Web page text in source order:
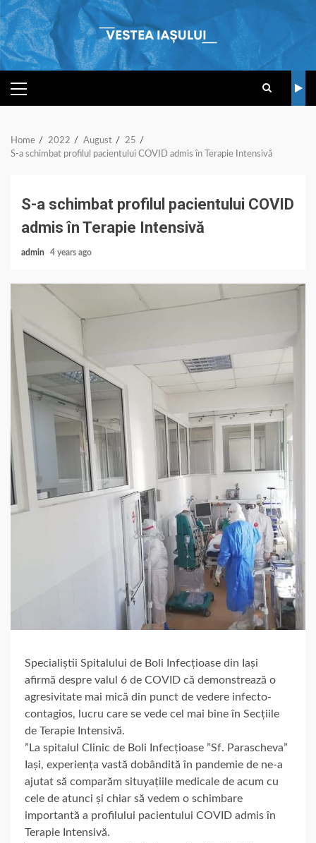
Skip
to
content
PRIMARY
MENU
Home 2022 August
25
S-a schimbat profilul pacientului COVID admis în Terapie Intensivă
S-a schimbat profilul pacientului COVID
admis în Terapie Intensivă
admin 4 years ago
Specialiștii Spitalului de Boli Infecțioase din Iași
afirmă despre valul 6 de COVID că demonstrează o
agresivitate mai mică din punct de vedere infecto-
contagios, lucru care se vede cel mai bine în Secțiile
de Terapie Intensivă.
”La spitalul Clinic de Boli Infecțioase ”Sf. Parascheva”
Iași, experiența vastă dobândită în pandemie de ne-a
ajutat să comparăm situyațiile medicale de acum cu
cele de atunci și chiar să vedem o schimbare
importantă a profilului pacientului COVID admis în
Terapie Intensivă.